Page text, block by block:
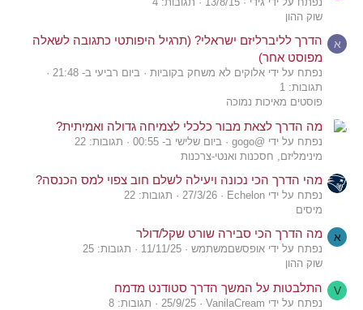
שוק ההון
א
הדרך לליברליזם ישראלי? (תרגיל היפותטי כתגובה לשאלה
מפוסט אחר)
נפתח על ידי אלוקים לא משחק בקוביות
ביום רביעי ב- 21:48
תגובות: 1
פוסטים מאיכות נמוכה
מה הדרך לצאת מבור כלכלי לצמיחה גדולה ואמיתית?
נפתח על ידי @gogo ביום שלישי ב- 00:55
תגובות: 22
מינימליזם, חסכנות ואנטי-צרכנות
מהי הדרך הכי נכונה ויעילה לשלם חוב צפוי למס הכנסה?
נפתח על ידי Echelon 27/3/26
תגובות: 22
מיסים
א מה הדרך הכי סבירה שורט שקל/דולר
נפתח על ידי אופסשםמשתמש 11/11/25
תגובות: 25
שוק ההון
V התלבטות על המשך הדרך סטודנט מדמח
נפתח על ידי VanilaCream 25/9/25
תגובות: 8